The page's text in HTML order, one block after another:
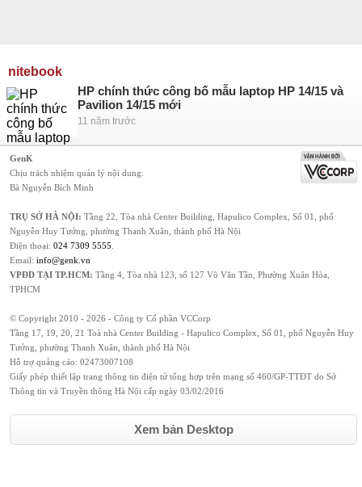
nitebook
HP chính thức công bố mẫu laptop HP 14/15 và
Pavilion 14/15 mới
11 năm trước
GenK
Chịu trách nhiệm quản lý nội dung:
Bà Nguyễn Bích Minh
TRỤ SỞ HÀ NỘI: Tầng 22, Tòa nhà Center Building, Hapulico Complex, Số 01, phố
Nguyễn Huy Tưởng, phường Thanh Xuân, thành phố Hà Nội
Điện thoại: 024 7309 5555
Email: info@genk.vn
VPĐD TẠI TP.HCM: Tầng 4, Tòa nhà 123, số 127 Võ Văn Tần, Phường Xuân Hòa,
TPHCM
© Copyright 2010 - 2026 - Công ty Cổ phần VCCorp
Tầng 17, 19, 20, 21 Toà nhà Center Building - Hapulico Complex, Số 01, phố Nguyễn Huy
Tưởng, phường Thanh Xuân, thành phố Hà Nội
Hỗ trợ quảng cáo: 02473007108
Giấy phép thiết lập trang thông tin điện tử tổng hợp trên mạng số 460/GP-TTĐT do Sở
Thông tin và Truyền thông Hà Nội cấp ngày 03/02/2016
Xem bản Desktop